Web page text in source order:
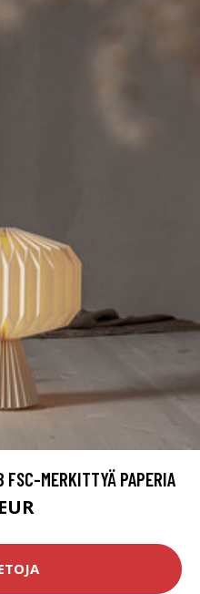
FSC-MERKITTYÄ PAPERIA